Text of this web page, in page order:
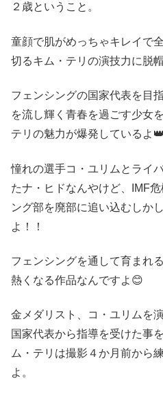
２歳ということ。
童顔で肌がめっちゃキレイで
切るキム・テリの演技力に脱
フェンシングの国家代表を目
を流し輝く青春を過ごす少女
テリの魅力が爆発しているよ👑
憧れの選手コ・ユリムとライ
たナ・ヒドなんやけど、IMF
ング部を廃部に追い込むしか
よ！！
フェンシングを通して育まれ
熱くなる作品なんですよ😊
金メダリスト、コ・ユリムを
国家代表から指導を受けた事
ム・テリは撮影４か月前から
よ。